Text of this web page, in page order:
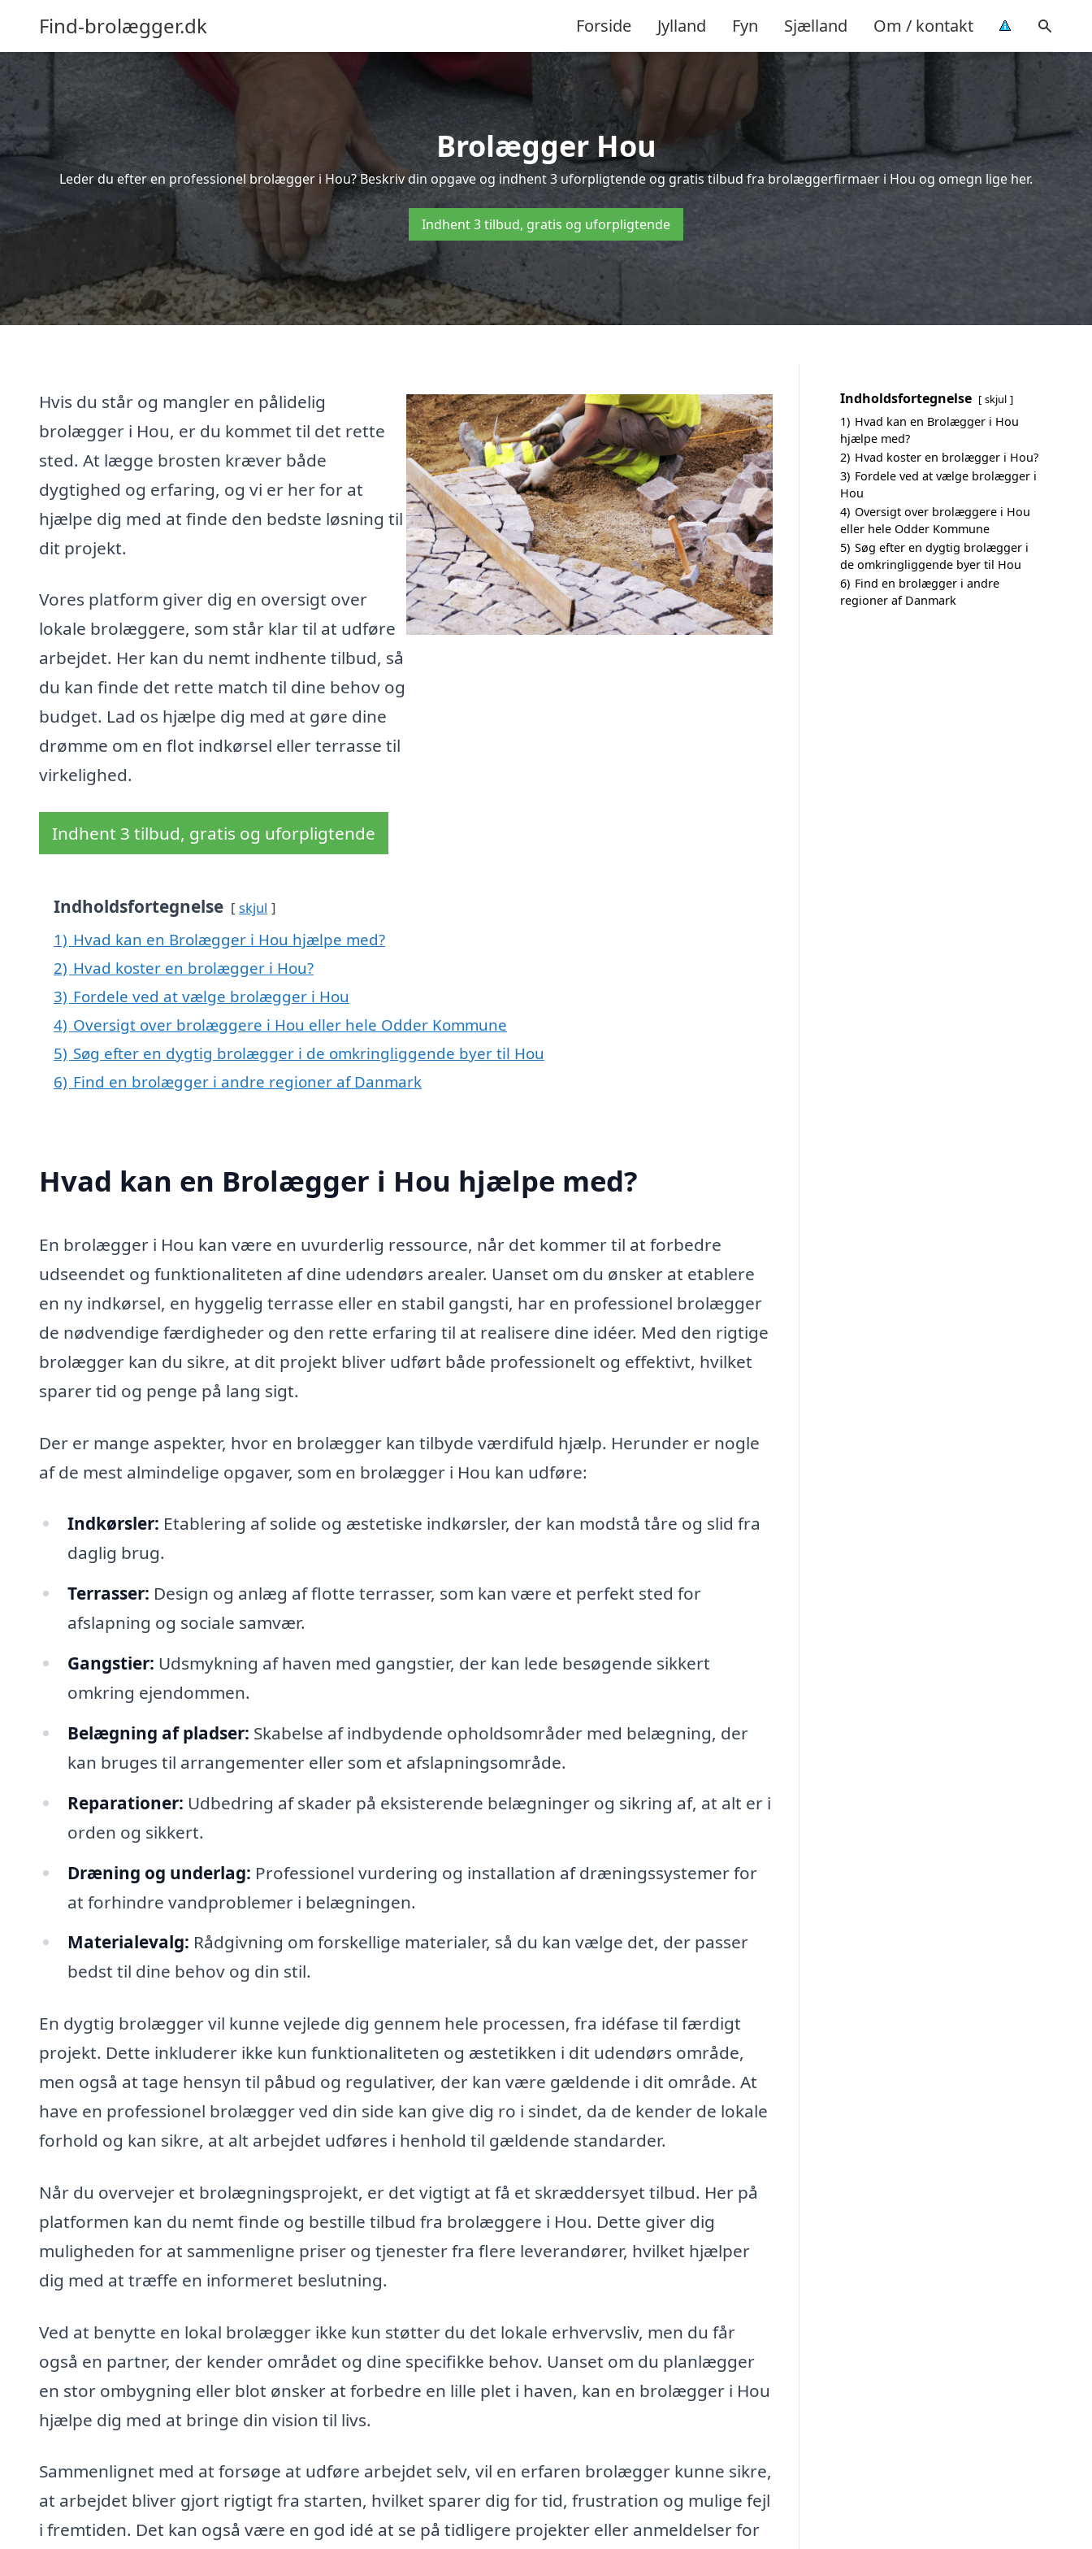
Find-brolægger.dk Forside Jylland Fyn Sjælland Om / kontakt
Brolægger Hou
Leder du efter en professionel brolægger i Hou? Beskriv din opgave og indhent 3 uforpligtende og gratis tilbud fra brolæggerfirmaer i Hou og omegn lige her.
Indhent 3 tilbud, gratis og uforpligtende
Hvis du står og mangler en pålidelig
brolægger i Hou, er du kommet til det rette
sted. At lægge brosten kræver både
dygtighed og erfaring, og vi er her for at
hjælpe dig med at finde den bedste løsning til
dit projekt.
Vores platform giver dig en oversigt over
lokale brolæggere, som står klar til at udføre
arbejdet. Her kan du nemt indhente tilbud, så
du kan finde det rette match til dine behov og
budget. Lad os hjælpe dig med at gøre dine
drømme om en flot indkørsel eller terrasse til
virkelighed.
Indhent 3 tilbud, gratis og uforpligtende
Indholdsfortegnelse skjul
1) Hvad kan en Brolægger i Hou hjælpe med?
2) Hvad koster en brolægger i Hou?
3) Fordele ved at vælge brolægger i Hou
4) Oversigt over brolæggere i Hou eller hele Odder Kommune
5) Søg efter en dygtig brolægger i de omkringliggende byer til Hou
6) Find en brolægger i andre regioner af Danmark
Hvad kan en Brolægger i Hou hjælpe med?
En brolægger i Hou kan være en uvurderlig ressource, når det kommer til at forbedre
udseendet og funktionaliteten af dine udendørs arealer. Uanset om du ønsker at etablere
en ny indkørsel, en hyggelig terrasse eller en stabil gangsti, har en professionel brolægger
de nødvendige færdigheder og den rette erfaring til at realisere dine idéer. Med den rigtige
brolægger kan du sikre, at dit projekt bliver udført både professionelt og effektivt, hvilket
sparer tid og penge på lang sigt.
Der er mange aspekter, hvor en brolægger kan tilbyde værdifuld hjælp. Herunder er nogle
af de mest almindelige opgaver, som en brolægger i Hou kan udføre:
Indkørsler: Etablering af solide og æstetiske indkørsler, der kan modstå tåre og slid fra
daglig brug.
Terrasser: Design og anlæg af flotte terrasser, som kan være et perfekt sted for
afslapning og sociale samvær.
Gangstier: Udsmykning af haven med gangstier, der kan lede besøgende sikkert
omkring ejendommen.
Belægning af pladser: Skabelse af indbydende opholdsområder med belægning, der
kan bruges til arrangementer eller som et afslapningsområde.
Reparationer: Udbedring af skader på eksisterende belægninger og sikring af, at alt er i
orden og sikkert.
Dræning og underlag: Professionel vurdering og installation af dræningssystemer for
at forhindre vandproblemer i belægningen.
Materialevalg: Rådgivning om forskellige materialer, så du kan vælge det, der passer
bedst til dine behov og din stil.
En dygtig brolægger vil kunne vejlede dig gennem hele processen, fra idéfase til færdigt
projekt. Dette inkluderer ikke kun funktionaliteten og æstetikken i dit udendørs område,
men også at tage hensyn til påbud og regulativer, der kan være gældende i dit område. At
have en professionel brolægger ved din side kan give dig ro i sindet, da de kender de lokale
forhold og kan sikre, at alt arbejdet udføres i henhold til gældende standarder.
Når du overvejer et brolægningsprojekt, er det vigtigt at få et skræddersyet tilbud. Her på
platformen kan du nemt finde og bestille tilbud fra brolæggere i Hou. Dette giver dig
muligheden for at sammenligne priser og tjenester fra flere leverandører, hvilket hjælper
dig med at træffe en informeret beslutning.
Ved at benytte en lokal brolægger ikke kun støtter du det lokale erhvervsliv, men du får
også en partner, der kender området og dine specifikke behov. Uanset om du planlægger
en stor ombygning eller blot ønsker at forbedre en lille plet i haven, kan en brolægger i Hou
hjælpe dig med at bringe din vision til livs.
Sammenlignet med at forsøge at udføre arbejdet selv, vil en erfaren brolægger kunne sikre,
at arbejdet bliver gjort rigtigt fra starten, hvilket sparer dig for tid, frustration og mulige fejl
i fremtiden. Det kan også være en god idé at se på tidligere projekter eller anmeldelser for
Indholdsfortegnelse skjul
1) Hvad kan en Brolægger i Hou
hjælpe med?
2) Hvad koster en brolægger i Hou?
3) Fordele ved at vælge brolægger i
Hou
4) Oversigt over brolæggere i Hou
eller hele Odder Kommune
5) Søg efter en dygtig brolægger i
de omkringliggende byer til Hou
6) Find en brolægger i andre
regioner af Danmark